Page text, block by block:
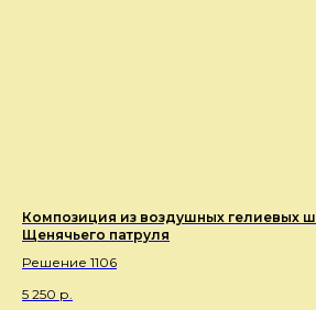
Композиция из воздушных гелиевых
Щенячьего патруля
Решение 1106
5 250 р.